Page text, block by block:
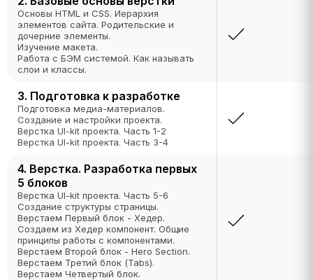
Основы HTML и CSS. Иерархия
элементов сайта. Родительские и
дочерние элементы.
Изучение макета.
Работа с БЭМ системой. Как называть
слои и классы.
3. Подготовка к разработке
Подготовка медиа-материалов.
Создание и настройки проекта.
Верстка UI-kit проекта. Часть 1-2
Верстка UI-kit проекта. Часть 3-4
4. Верстка. Разработка первых
5 блоков
Верстка UI-kit проекта. Часть 5-6
Создание структуры страницы.
Верстаем Первый блок - Хедер.
Создаем из Хедер компонент. Общие
принципы работы с компонентами.
Верстаем Второй блок - Hero Section.
Верстаем Третий блок (Tabs).
Верстаем Четвертый блок.